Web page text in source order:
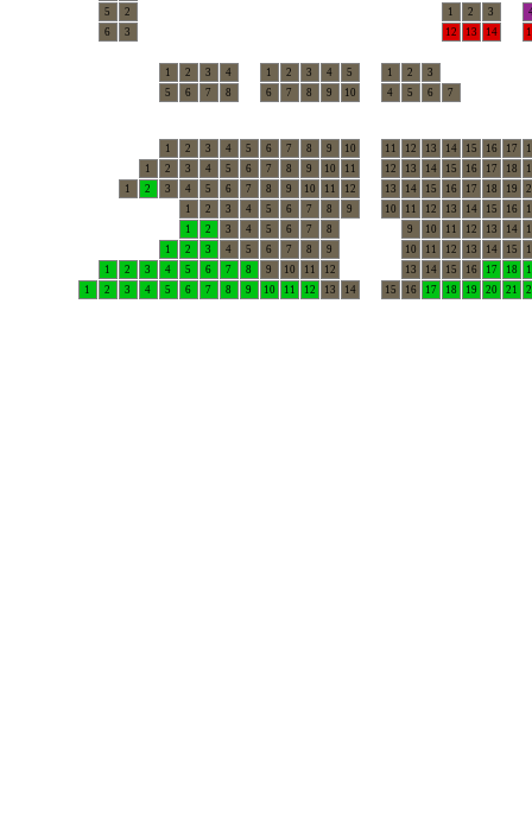
5
2 1 2 3
6
3 12 13 14
1 2 3 4 1 2 3 4 5 1 2
3
5
6 7 8 6 7 8 9 10 4 5 6 7
1 2 3 4 5 6 7 8 9 10 11 12 13 14 15 16 17
1
2 3 4 5 6 7 8 9 10 11 12 13 14 15 16 17 18
1
2 3 4 5 6 7 8 9 10 11 12 13 14 15 16 17 18 19
1
2 3 4 5 6 7 8 9 10 11 12 13 14 15 16
1
2 3 4 5 6 7 8 9 10 11 12 13 14
1
2 3 4 5 6 7 8 9 10 11 12 13 14 15
1
2 3 4 5 6 7 8 9 10 11 12 13 14 15 16 17 18
1
2 3 4 5 6 7 8 9 10 11 12 13 14 15 16 17 18 19 20 21